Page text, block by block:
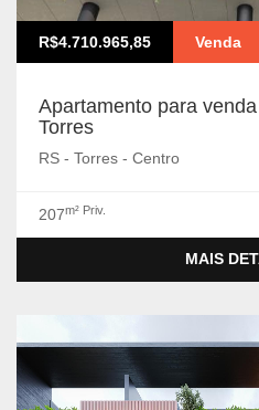
R$4.710.965,85 Venda
Apartamento para
Torres
RS - Torres - Centro
207m² Priv.
MAIS